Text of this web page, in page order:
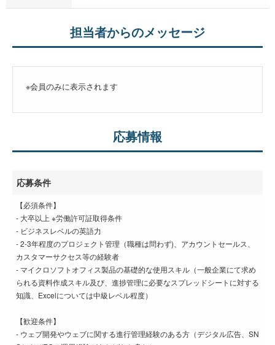
担当者からのメッセージ
※会員のみに表示されます
応募情報
応募条件
【必須条件】
- 大卒以上 ※労働許可証取得条件
- ビジネスレベルの英語力
- 2-3年程度のプロジェクト管理（職種は問わず)、アカウントセールス、
カスタマーサクセス等の経験者
‐ マイクロソフトオフィス製品の基礎的な使用スキル（一般企業にて求め
られる資料作成スキル及び、進捗管理に必要なスプレッドシートに対する
知識、Excelについては中級レベル程度）
【歓迎条件】
‐ ウェブ開発やウェブに関する進行管理経験のある方（デジタル広告、SN